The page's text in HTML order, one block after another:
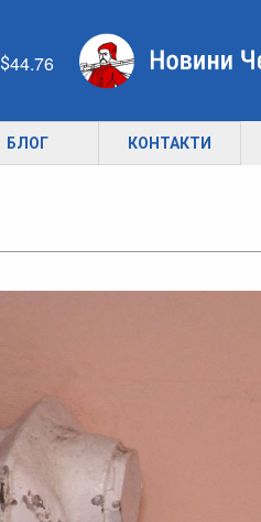
44.76
БЛОГ КОНТАКТИ